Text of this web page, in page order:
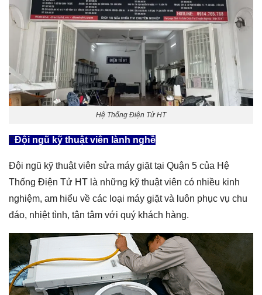
Hệ Thống Điện Tử HT
Đội ngũ kỹ thuật viên lành nghề
Đội ngũ kỹ thuật viên sửa máy giặt tại Quận 5 của Hệ
Thống Điện Tử HT là những kỹ thuật viên có nhiều kinh
nghiệm, am hiểu về các loại máy giặt và luôn phục vụ chu
đáo, nhiệt tình, tận tâm với quý khách hàng.